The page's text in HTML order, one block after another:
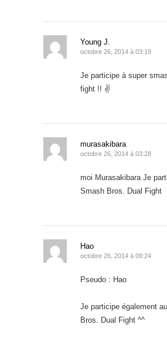
Young J.
octobre 26, 2014 à 03:19
Je participe à super
fight !! ✌
murasakibara
octobre 26, 2014 à 03:28
moi Murasakibara Je
Smash Bros. Dual Fight
Hao
octobre 26, 2014 à 09:24
Pseudo : Hao
Je participe également
Bros. Dual Fight ^^